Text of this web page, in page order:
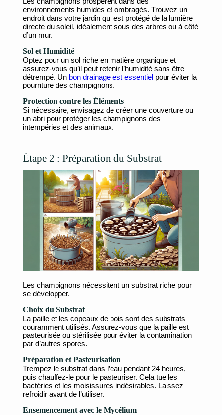
environnements humides et ombragés. Trouvez un
endroit dans votre jardin qui est protégé de la lumière
directe du soleil, idéalement sous des arbres ou à côté
d’un mur.
Sol et Humidité
Optez pour un sol riche en matière organique et
assurez-vous qu’il peut retenir l’humidité sans être
détrempé. Un bon drainage est essentiel pour éviter la
pourriture des champignons.
Protection contre les Éléments
Si nécessaire, envisagez de créer une couverture ou
un abri pour protéger les champignons des
intempéries et des animaux.
Étape 2 : Préparation du Substrat
Les champignons nécessitent un substrat riche pour
se développer.
Choix du Substrat
La paille et les copeaux de bois sont des substrats
couramment utilisés. Assurez-vous que la paille est
pasteurisée ou stérilisée pour éviter la contamination
par d’autres spores.
Préparation et Pasteurisation
Trempez le substrat dans l’eau pendant 24 heures,
puis chauffez-le pour le pasteuriser. Cela tue les
bactéries et les moisissures indésirables. Laissez
refroidir avant de l’utiliser.
Ensemencement avec le Mycélium